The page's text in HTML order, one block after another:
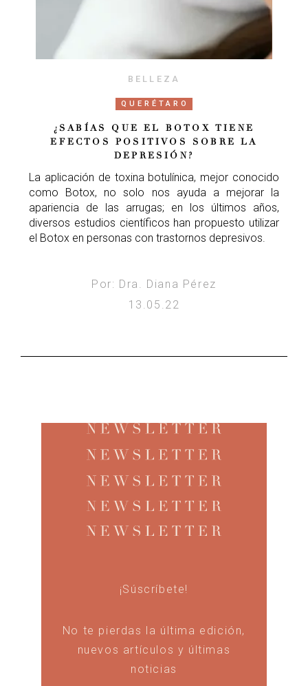
BELLEZA
QUERÉTARO
¿SABÍAS QUE EL BOTOX TIENE
EFECTOS POSITIVOS SOBRE LA
DEPRESIÓN?
La aplicación de toxina botulínica, mejor conocido
como Botox, no solo nos ayuda a mejorar la
apariencia de las arrugas; en los últimos años,
diversos estudios científicos han propuesto utilizar
el Botox en personas con trastornos depresivos.
Por: Dra. Diana Pérez
13.05.22
¡Súscríbete!
No te pierdas la última edición,
nuevos artículos y últimas
noticias